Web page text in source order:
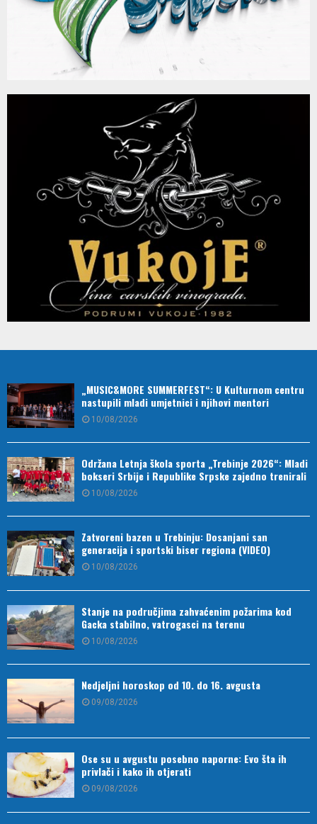
„MUSIC&MORE SUMMERFEST“: U Kulturnom centru
nastupili mladi umjetnici i njihovi mentori
10/08/2026
Održana Letnja škola sporta „Trebinje 2026“: Mladi
bokseri Srbije i Republike Srpske zajedno trenirali
10/08/2026
Zatvoreni bazen u Trebinju: Dosanjani san
generacija i sportski biser regiona (VIDEO)
10/08/2026
Stanje na područjima zahvaćenim požarima kod
Gacka stabilno, vatrogasci na terenu
10/08/2026
Nedjeljni horoskop od 10. do 16. avgusta
09/08/2026
Ose su u avgustu posebno naporne: Evo šta ih
privlači i kako ih otjerati
09/08/2026